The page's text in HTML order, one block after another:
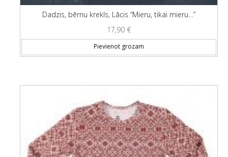
Dadzis, bērnu krekls, Lācis “Mieru, tikai mieru…”
17,90 €
Pievienot grozam